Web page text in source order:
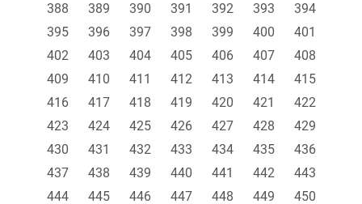
388
389 390 391 392 393
394
395
396 397 398 399 400
401
402
403 404 405 406 407
408
409
410 411 412 413 414
415
416
417 418 419 420 421
422
423
424 425 426 427 428
429
430
431 432 433 434 435
436
437
438 439 440 441 442
443
444
445 446 447 448 449
450